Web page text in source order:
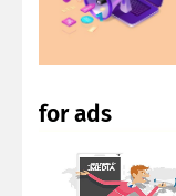
for ads